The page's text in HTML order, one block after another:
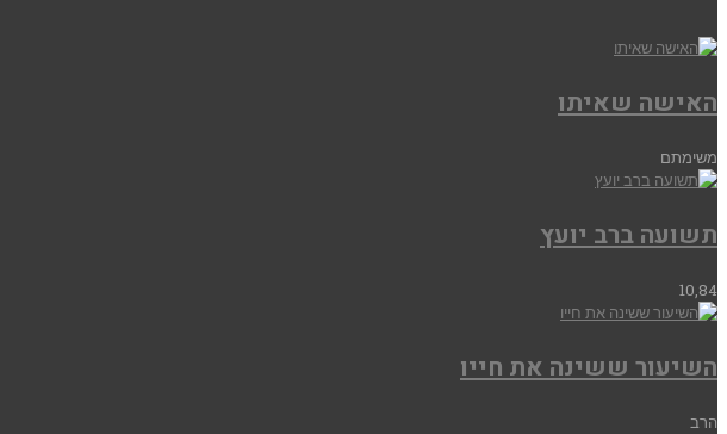
האישה שאיתו
משימתם
תשועה ברב יועץ
10,84
השיעור ששינה את חייו
הרב